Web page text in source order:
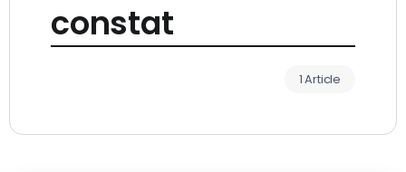
constat
1 Article